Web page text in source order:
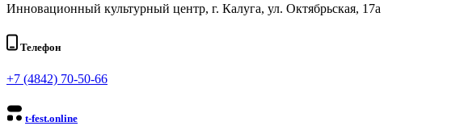
Инновационный культурный центр, г. Калуга, ул. Октябрьская, 17а
Телефон
+7 (4842) 70-50-66
t-fest.online